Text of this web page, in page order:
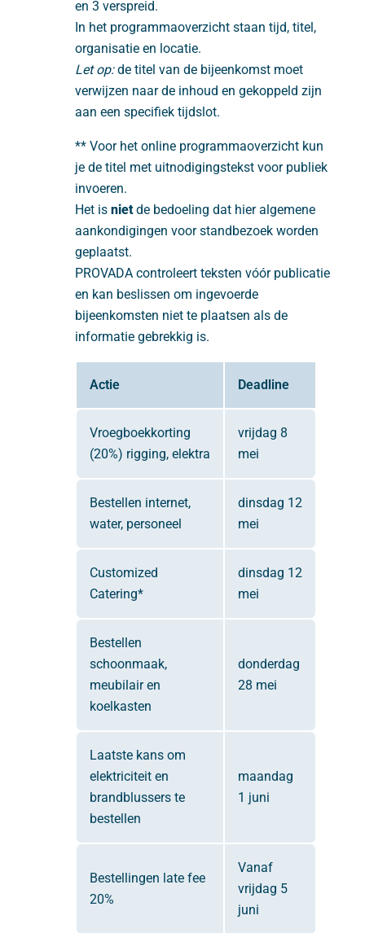
en 3 verspreid.
In het programmaoverzicht staan tijd, titel,
organisatie en locatie.
Let op:de titel van de bijeenkomst moet
verwijzen naar de inhoud en gekoppeld zijn
aan een specifiek tijdslot.
** Voor het online programmaoverzicht kun
je de titel met uitnodigingstekst voor publiek
invoeren.
Het is nietde bedoeling dat hier algemene
aankondigingen voor standbezoek worden
geplaatst.
PROVADA controleert teksten vóór publicatie
en kan beslissen om ingevoerde
bijeenkomsten niet te plaatsen als de
informatie gebrekkig is.
Actie Deadline
Vroegboekkorting
(20%) rigging, elektra
vrijdag 8
mei
Bestellen internet,
water, personeel
dinsdag 12
mei
Customized
Catering*
dinsdag 12
mei
Bestellen
schoonmaak,
meubilair en
koelkasten
donderdag
28 mei
Laatste kans om
elektriciteit en
brandblussers te
bestellen
maandag
1 juni
Bestellingen late fee
20%
Vanaf
vrijdag 5
juni